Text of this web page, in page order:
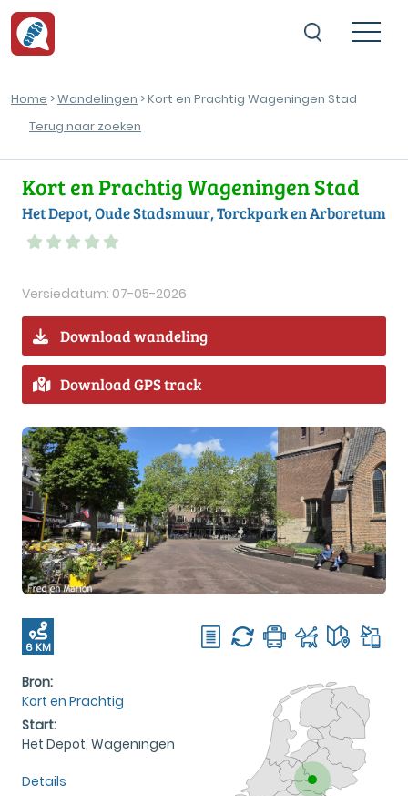
Home >Wandelingen > Kort en Prachtig Wageningen Stad
Terug naar zoeken
Kort en Prachtig Wageningen Stad
Het Depot, Oude Stadsmuur, Torckpark en Arboretum
Versiedatum: 07-05-2026
Download wandeling
Download GPS track
6 KM
Bron:
Kort en Prachtig
Start:
Het Depot, Wageningen
Details